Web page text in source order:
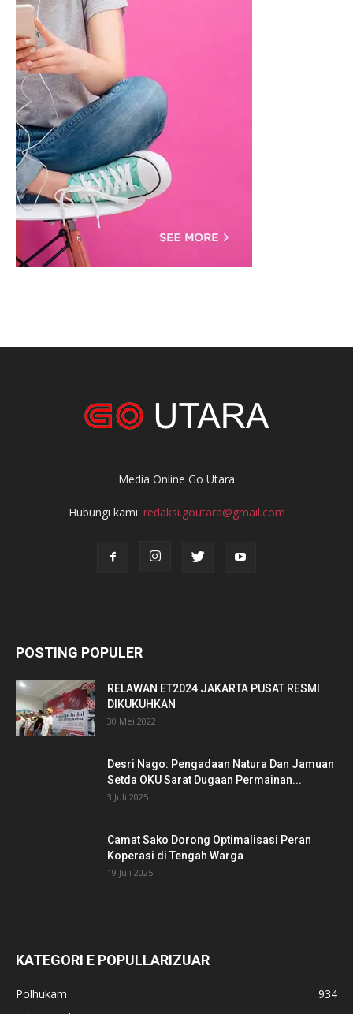
Media Online Go Utara
Hubungi kami: redaksi.goutara@gmail.com
POSTING POPULER
RELAWAN ET2024 JAKARTA PUSAT RESMI
DIKUKUHKAN
30 Mei 2022
Desri Nago: Pengadaan Natura Dan Jamuan
Setda OKU Sarat Dugaan Permainan...
3 Juli 2025
Camat Sako Dorong Optimalisasi Peran
Koperasi di Tengah Warga
19 Juli 2025
KATEGORI E POPULLARIZUAR
Polhukam
934